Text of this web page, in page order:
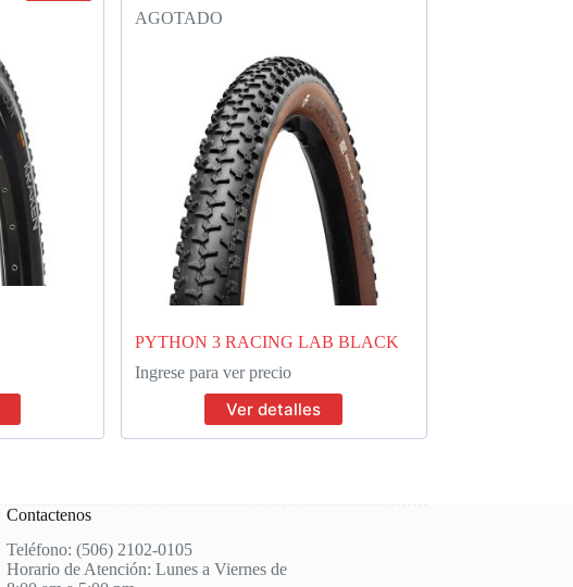
AGOTADO
PYTHON 3 RACING LAB BLACK
Ingrese para ver precio
Ver detalles
Contactenos
Teléfono: (506) 2102-0105
Horario de Atención: Lunes a Viernes de